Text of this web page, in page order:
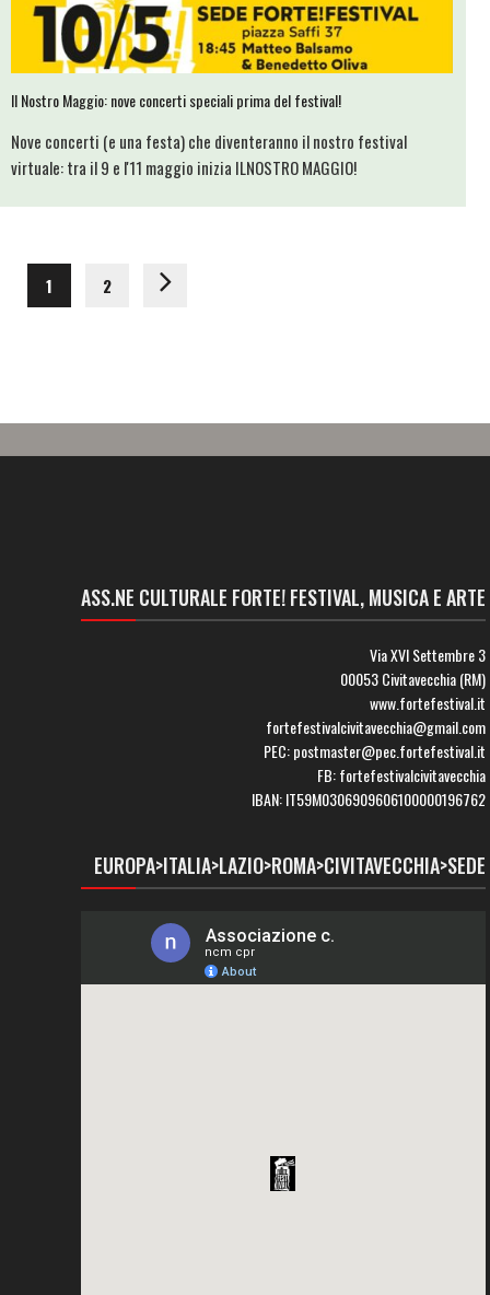
Il Nostro Maggio: nove concerti speciali prima del festival!
Nove concerti (e una festa) che diventeranno il nostro festival
virtuale: tra il 9 e l'11 maggio inizia ILNOSTRO MAGGIO!
1 2
ASS.NE CULTURALE FORTE! FESTIVAL, MUSICA E ARTE
Via XVI Settembre 3
00053 Civitavecchia (RM)
www.fortefestival.it
fortefestivalcivitavecchia@gmail.com
PEC: postmaster@pec.fortefestival.it
FB: fortefestivalcivitavecchia
IBAN: IT59M0306909606100000196762
EUROPA>ITALIA>LAZIO>ROMA>CIVITAVECCHIA>SEDE